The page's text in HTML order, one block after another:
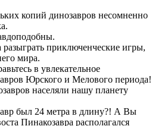
копий динозавров несомненно
приключенческие игры,
мира.
в увлекательное
Юрского и Мелового периода!
населяли нашу планету
был 24 метра в длину?! А Вы
Пинакозавра располагался